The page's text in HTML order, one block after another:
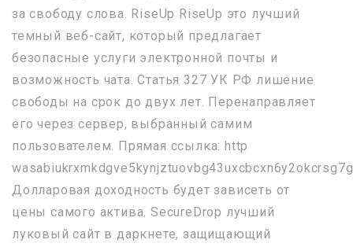
за свободу слова. RiseUp RiseUp это лучший
темный веб-сайт, который предлагает
безопасные услуги электронной почты и
возможность чата. Статья 327 УК РФ лишение
свободы на срок до двух лет. Перенаправляет
его через сервер, выбранный самим
пользователем. Прямая ссылка: http
Долларовая доходность будет зависеть от
цены самого актива. SecureDrop лучший
луковый сайт в даркнете, защищающий